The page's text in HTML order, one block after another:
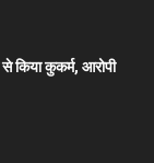
किया कुकर्म, आरोपी